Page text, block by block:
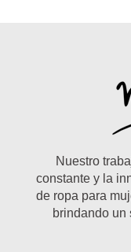
Nuestro
constante y la
de ropa para
brindando un